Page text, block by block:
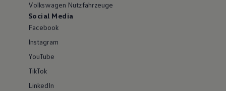
Volkswagen Nutzfahrzeuge
Social Media
Facebook
Instagram
YouTube
TikTok
LinkedIn